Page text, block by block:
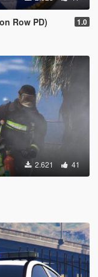
Row PD) 1.0
2.621 41